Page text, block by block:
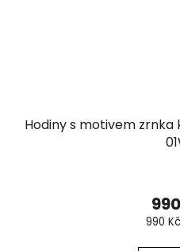
Hodiny s motivem zrnka
Měrná
990